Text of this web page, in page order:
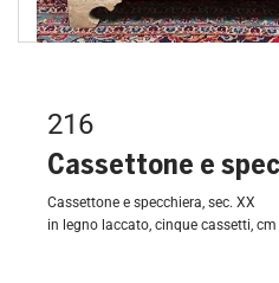
216
Cassettone e
Cassettone e specchiera, sec. XX
in legno laccato, cinque cassetti,